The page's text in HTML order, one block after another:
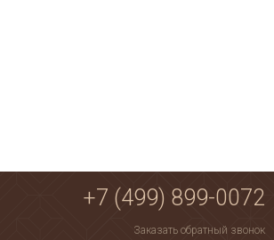
+7 (499) 899-0072
Заказать обратный звонок